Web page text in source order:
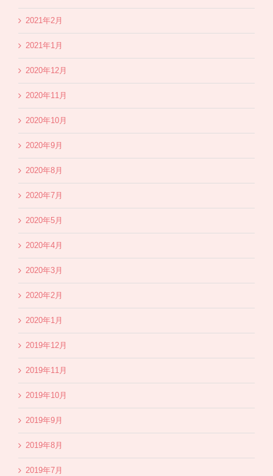
2021年2月
2021年1月
2020年12月
2020年11月
2020年10月
2020年9月
2020年8月
2020年7月
2020年5月
2020年4月
2020年3月
2020年2月
2020年1月
2019年12月
2019年11月
2019年10月
2019年9月
2019年8月
2019年7月